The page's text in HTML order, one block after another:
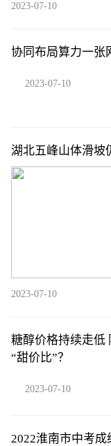
2023-07-10
协同布局算力一张
2023-07-10
湖北五峰山体滑坡
2023-07-10
糖醇价格持续走低
“甜价比”？
2023-07-10
2022淮南市中考成